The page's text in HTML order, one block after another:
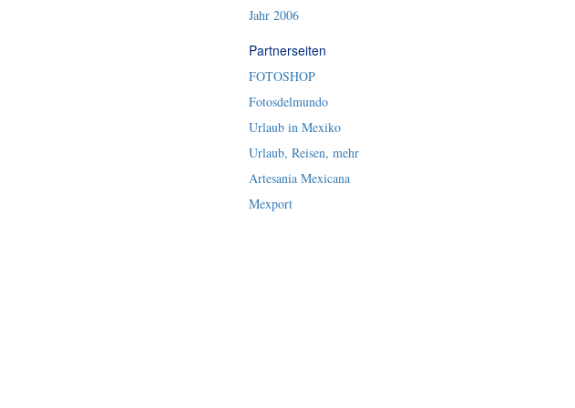
Jahr 2006
Partnerseiten
FOTOSHOP
Fotosdelmundo
Urlaub in Mexiko
Urlaub, Reisen, mehr
Artesania Mexicana
Mexport